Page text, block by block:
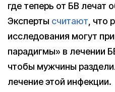
где теперь от БВ лечат
Эксперты считают, что
исследования могут
парадигмы» в лечении
чтобы мужчины
лечение этой инфекции.